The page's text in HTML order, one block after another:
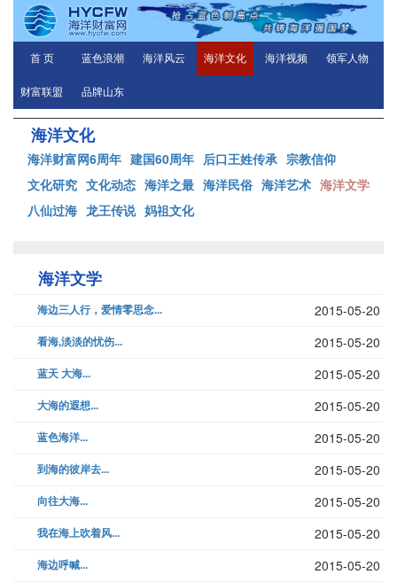
首 页 蓝色浪潮 海洋风云 海洋文化 海洋视频 领军人物
财富联盟 品牌山东
海洋文化
海洋财富网6周年 建国60周年 后口王姓传承 宗教信仰
文化研究 文化动态 海洋之最 海洋民俗 海洋艺术 海洋文学
八仙过海 龙王传说 妈祖文化
海洋文学
海边三人行，爱情零思念... 2015-05-20
看海,淡淡的忧伤... 2015-05-20
蓝天 大海... 2015-05-20
大海的遐想... 2015-05-20
蓝色海洋... 2015-05-20
到海的彼岸去... 2015-05-20
向往大海... 2015-05-20
我在海上吹着风... 2015-05-20
海边呼喊... 2015-05-20